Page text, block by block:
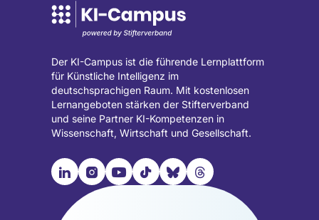
Der KI-Campus ist die führende Lernplattform
für Künstliche Intelligenz im
deutschsprachigen Raum. Mit kostenlosen
Lernangeboten stärken der Stifterverband
und seine Partner KI-Kompetenzen in
Wissenschaft, Wirtschaft und Gesellschaft.

Besuche
unsere
LinkedIn
📹︎
Besuche
unsere
📺︎
Besuche
🎵︎
Besuche
🦋︎
Besuche
🧵︎
Besuche
unsere